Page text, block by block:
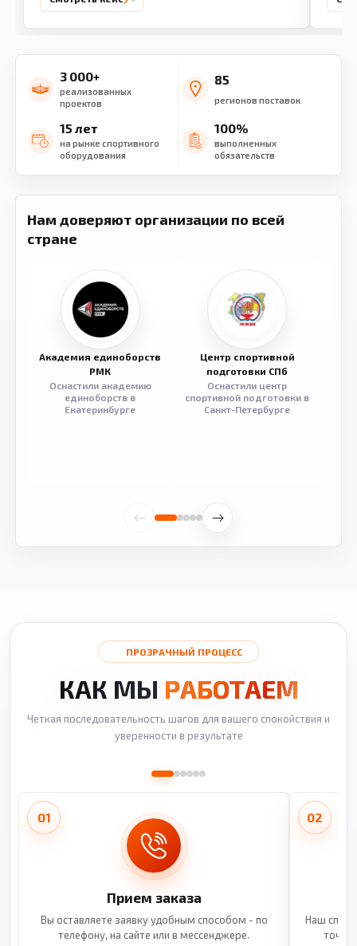
3 000+
реализованных
проектов
85
регионов поставок
15 лет
на рынке спортивного
оборудования
100%
выполненных
обязательств
Нам доверяют организации по всей
стране
Академия единоборств
РМК
Оснастили академию
единоборств в
Екатеринбурге
Центр спортивной
подготовки СПб
Оснастили центр
спортивной подготовки в
Санкт-Петербурге
ПРОЗРАЧНЫЙ ПРОЦЕСС
КАК МЫ РАБОТАЕМ
Четкая последовательность шагов для вашего спокойствия и
уверенности в результате
01
Прием заказа
Вы оставляете заявку удобным способом - по
телефону, на сайте или в мессенджере.
02
Наш